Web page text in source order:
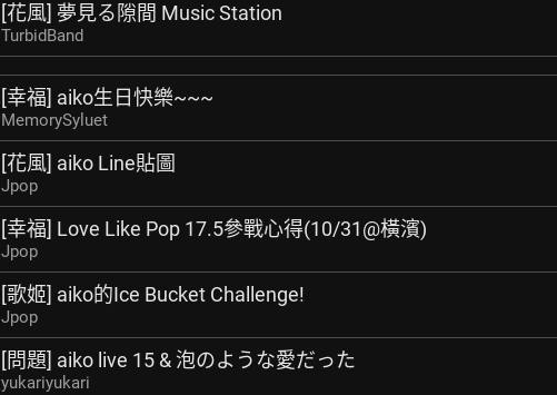
[花風] 夢見る隙間 Music Station
TurbidBand
[幸福] aiko生日快樂~~~
MemorySyluet
[花風] aiko Line貼圖
Jpop
[幸福] Love Like Pop 17.5參戰心得(10/31@橫濱)
Jpop
[歌姬] aiko的Ice Bucket Challenge!
Jpop
[問題] aiko live 15 & 泡のような愛だった
yukariyukari